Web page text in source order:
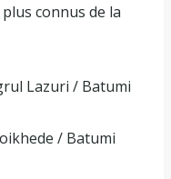
connus de la
Lazuri / Batumi
/ Batumi